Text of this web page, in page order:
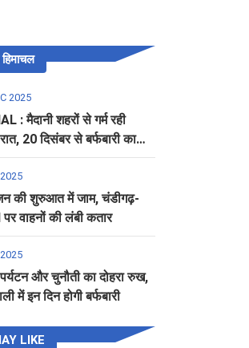
2025
: मैदानी शहरों से गर्म रही
20 दिसंबर से बर्फबारी का
की शुरुआत में जाम, चंडीगढ़-
वाहनों की लंबी कतार
और चुनौती का दोहरा रुख,
में इन दिन होगी बर्फबारी
LIKE